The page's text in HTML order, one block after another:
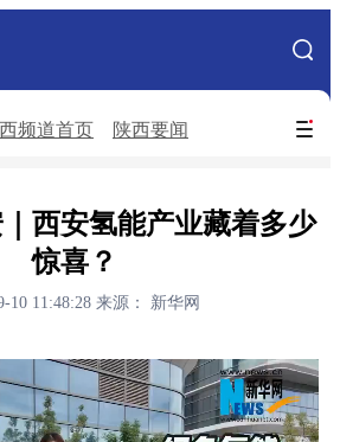
搜索
频道首页 陕西要闻
天津 河北 山西
吉林
福建
河南 湖北 湖南
广西 海南 重庆
西安氢能产业藏着多少
惊喜？
10 11:48:28 来源： 新华网